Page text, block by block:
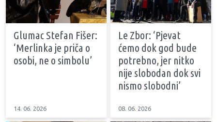
Glumac Stefan Fišer:
‘Merlinka je priča o
osobi, ne o simbolu’
14. 06. 2026
Le Zbor: ‘Pjevat
ćemo dok god bude
potrebno, jer nitko
nije slobodan dok svi
nismo slobodni’
08. 06. 2026